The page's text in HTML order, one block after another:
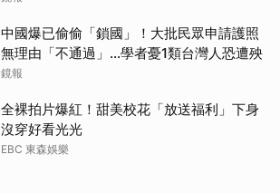
中國爆已偷偷「鎖國」！大批民眾申請護照
無理由「不通過」...學者憂1類台灣人恐遭殃
鏡報
全裸拍片爆紅！甜美校花「放送福利」下身
沒穿好看光光
EBC 東森娛樂